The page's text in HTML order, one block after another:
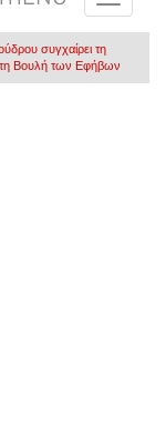
συγχαίρει τη
Βουλή των Εφήβων